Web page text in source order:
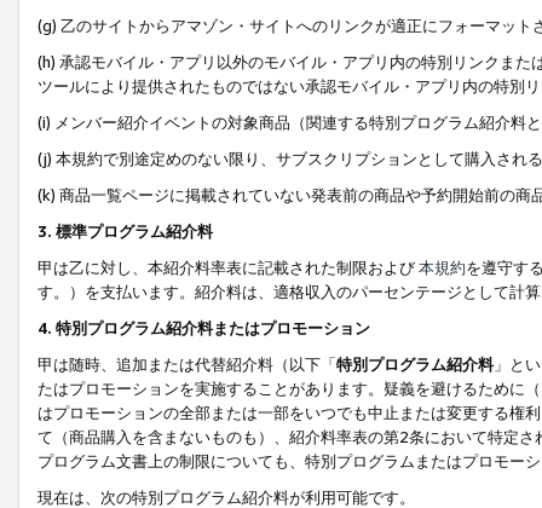
(g) 乙のサイトからアマゾン・サイトへのリンクが適正にフォーマッ
(h) 承認モバイル・アプリ以外のモバイル・アプリ内の特別リンクま
ツールにより提供されたものではない承認モバイル・アプリ内の特別
(i) メンバー紹介イベントの対象商品（関連する特別プログラム紹介料
(j) 本規約で別途定めのない限り、サブスクリプションとして購入され
(k) 商品一覧ページに掲載されていない発表前の商品や予約開始前の商
3. 標準プログラム紹介料
甲は乙に対し、本紹介料率表に記載された制限および本規約を遵守す
す。）を支払います。紹介料は、適格収入のパーセンテージとして計
4. 特別プログラム紹介料またはプロモーション
甲は随時、追加または代替紹介料（以下「特別プログラム紹介料」と
たはプロモーションを実施することがあります。疑義を避けるために
はプロモーションの全部または一部をいつでも中止または変更する権
て（商品購入を含まないものも）、紹介料率表の第2条において特定
プログラム文書上の制限についても、特別プログラムまたはプロモー
現在は、次の特別プログラム紹介料が利用可能です。